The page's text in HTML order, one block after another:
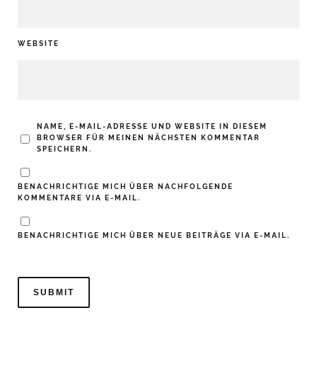
WEBSITE
NAME, E-MAIL-ADRESSE UND WEBSITE IN DIESEM
BROWSER FÜR MEINEN NÄCHSTEN KOMMENTAR
SPEICHERN.
BENACHRICHTIGE MICH ÜBER NACHFOLGENDE
KOMMENTARE VIA E-MAIL.
BENACHRICHTIGE MICH ÜBER NEUE BEITRÄGE VIA E-MAIL.